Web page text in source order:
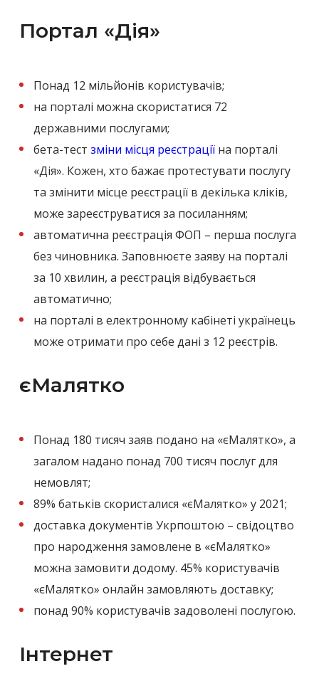
Портал «Дія»
Понад 12 мільйонів користувачів;
на порталі можна скористатися 72
державними послугами;
бета-тест зміни місця реєстрації на порталі
«Дія». Кожен, хто бажає протестувати послугу
та змінити місце реєстрації в декілька кліків,
може зареєструватися за посиланням;
автоматична реєстрація ФОП – перша послуга
без чиновника. Заповнюєте заяву на порталі
за 10 хвилин, а реєстрація відбувається
автоматично;
на порталі в електронному кабінеті українець
може отримати про себе дані з 12 реєстрів.
єМалятко
Понад 180 тисяч заяв подано на «єМалятко», а
загалом надано понад 700 тисяч послуг для
немовлят;
89% батьків скористалися «єМалятко» у 2021;
доставка документів Укрпоштою – свідоцтво
про народження замовлене в «єМалятко»
можна замовити додому. 45% користувачів
«єМалятко» онлайн замовляють доставку;
понад 90% користувачів задоволені послугою.
Інтернет